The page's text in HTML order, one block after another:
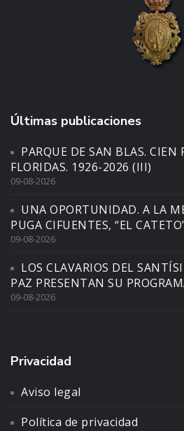
Últimas publicaciones
PARQUE DE SAN BLAS. CIEN
FLORIDAS. 1926-2026 (III)
09-08-2026
UNA OPORTUNIDAD. A LA
PUGA CIFUENTES, “EL
09-08-2026
LOS CLAVARIOS DEL
PAZ PRESENTAN SU
09-08-2026
Privacidad
Aviso legal
Política de privacidad